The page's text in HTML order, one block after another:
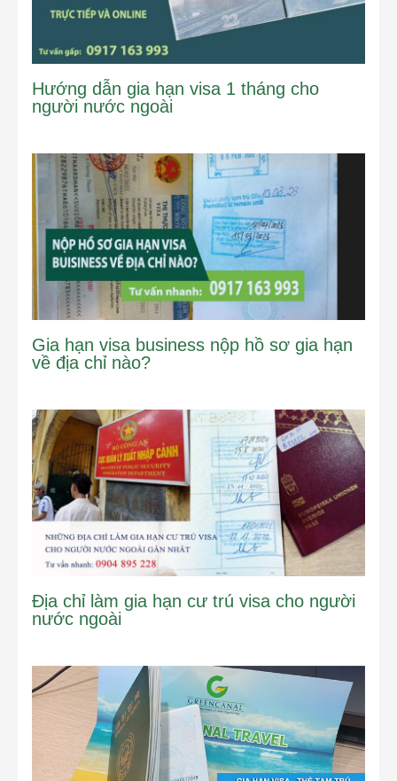
Hướng dẫn gia hạn visa 1 tháng cho
người nước ngoài
Gia hạn visa business nộp hồ sơ gia hạn
về địa chỉ nào?
Địa chỉ làm gia hạn cư trú visa cho người
nước ngoài